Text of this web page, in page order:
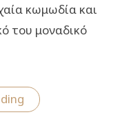
κωμωδία και
του μοναδικό
“Πλούτος:
Ο